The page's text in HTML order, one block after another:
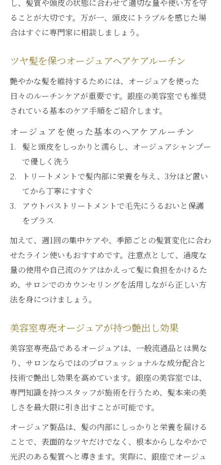
し、髪質や頭皮の状態に合わせて適切な量や使い方を守
ることが大切です。万が一、頭皮にトラブルを感じた場
合はすぐに専門家に相談しましょう。
ツヤ髪を保つオージュアヘアケアルーチン
艶やかな髪を維持するためには、オージュアを使った
日々のルーチンケアが重要です。銀座の美容室でも推奨
されている基本のケア手順をご紹介します。
オージュアを使った基本のヘアケアルーチン
髪と頭皮をしっかりと濡らし、オージュアシャンプー
で優しく洗う
トリートメントで髪内部に栄養を与え、3分ほど置い
てから丁寧にすすぐ
アウトバストリートメントで毛先にうるおいと保護
をプラス
加えて、週1回の集中ケアや、季節ごとの髪質変化に合わ
せたライン使いもおすすめです。注意点として、過度な
量の使用や自己流のケアはかえって髪に負担をかけるた
め、サロンでのカウンセリングを活用しながら正しい方
法を身につけましょう。
美容室専売オージュアが持つ艶出し効果
美容室専売品であるオージュアは、一般流通品とは異な
り、サロンならではのプロフェッショナルな成分配合と
技術で艶出し効果を高めています。銀座の美容室では、
専門知識を持つスタッフが施術を行うため、髪本来の美
しさを最大限に引き出すことが可能です。
オージュア製品は、髪の内部にしっかりと栄養を届ける
ことで、表面的なツヤだけでなく、根本からしなやかで
光沢のある髪質へと導きます。実際に、銀座でオージュ